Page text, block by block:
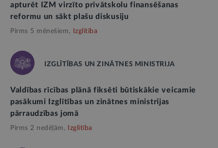
apturēt IZM virzīto privātskolu finansēšanas
reformu un sākt plašu diskusiju
Pirms 5 mēnešiem, Izglītība
IZGLĪTĪBAS UN ZINĀTNES MINISTRIJA
Valdības rīcības plānā fiksēti būtiskākie veicamie
pasākumi Izglītības un zinātnes ministrijas
pārraudzības jomā
Pirms 2 nedēļām, Izglītība